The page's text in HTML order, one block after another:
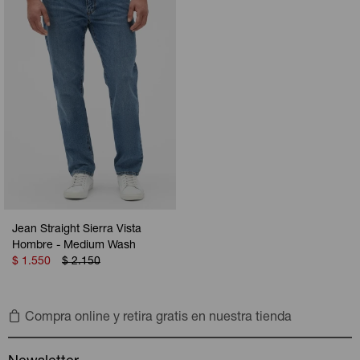
Jean Straight Sierra Vista
Hombre - Medium Wash
$ 1.550 $ 2.150
Compra online y retira gratis en nuestra tienda
Camperas
Musculosas
Shorts
Vestidos y polleras
Pijamas
Calzas
Camperas
Chalecos
Shorts
Ropa interior
Camperas
Chalecos
Ropa interior
Pijamas
Camperas
Pijamas
Sets
Sets